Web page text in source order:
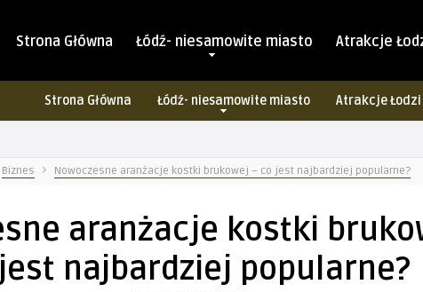
Strona Główna Łódź- niesamowite miasto Atrakcje
Strona Główna Łódź- niesamowite miasto Atrakcje Łodzi
Biznes Nowoczesne aranżacje kostki brukowej – co jest najbardziej popularne?
aranżacje kostki
najbardziej popularne?